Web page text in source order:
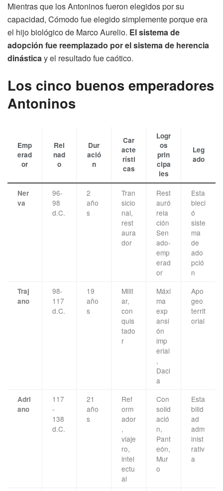
Mientras que los Antoninos fueron elegidos por su
capacidad, Cómodo fue elegido simplemente porque era
el hijo biológico de Marco Aurelio. El sistema de
adopción fue reemplazado por el sistema de herencia
dinásticay el resultado fue caótico.
Los cinco buenos emperadores
Antoninos
Emp
erad
or
Rei
nad
o
Dur
ació
n
Car
acte
rísti
cas
Logr
os
prin
cipa
les
Leg
ado
Ner
va
96-
98
d.C.
2
año
s
Tran
sicio
nal,
rest
aura
dor
Rest
auró
rela
ción
Sen
ado-
emp
erad
or
Esta
bleci
ó
siste
ma
de
ado
pció
n
Traj
ano
98-
117
d.C.
19
año
s
Milit
ar,
con
quis
tado
r
Máxi
ma
exp
ansi
ón
imp
erial
,
Daci
a
Apo
geo
territ
orial
Adri
ano
117
-
138
d.C.
21
año
s
Ref
orm
ador
,
viaje
ro,
intel
ectu
al
Con
solid
ació
n,
Pant
eón,
Mur
o
Esta
bilid
ad
adm
inist
rativ
a